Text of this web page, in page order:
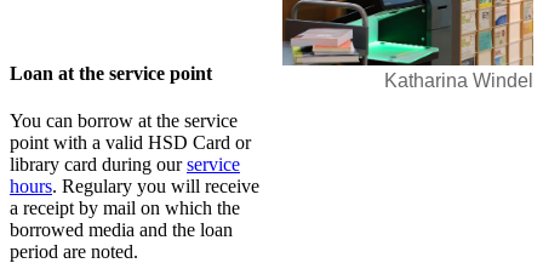
Loan at the service point
You can borrow at the service
point with a valid HSD Card or
library card during ourservice
hours. Regulary you will receive
a receipt by mail on which the
borrowed media and the loan
period are noted.
Katharina Windel